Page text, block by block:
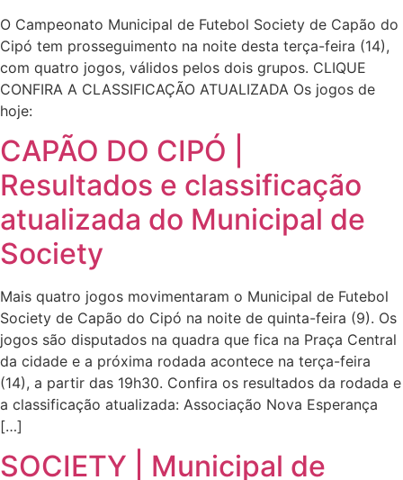
O Campeonato Municipal de Futebol Society de Capão do
Cipó tem prosseguimento na noite desta terça-feira (14),
com quatro jogos, válidos pelos dois grupos. CLIQUE
CONFIRA A CLASSIFICAÇÃO ATUALIZADA Os jogos de
hoje:
CAPÃO DO CIPÓ |
Resultados e classificação
atualizada do Municipal de
Society
Mais quatro jogos movimentaram o Municipal de Futebol
Society de Capão do Cipó na noite de quinta-feira (9). Os
jogos são disputados na quadra que fica na Praça Central
da cidade e a próxima rodada acontece na terça-feira
(14), a partir das 19h30. Confira os resultados da rodada e
a classificação atualizada: Associação Nova Esperança
[…]
SOCIETY | Municipal de